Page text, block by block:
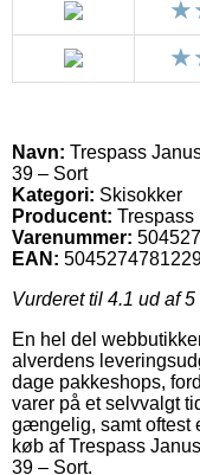
Navn: Trespass
39 – Sort
Kategori: Skisokker
Producent: Trespass
Varenummer:
EAN:
Vurderet til 4.1 ud af 5
En hel del
alverdens
dage pakkeshops,
varer på et selvvalgt
gængelig, samt oftest
køb af Trespass
39 – Sort.